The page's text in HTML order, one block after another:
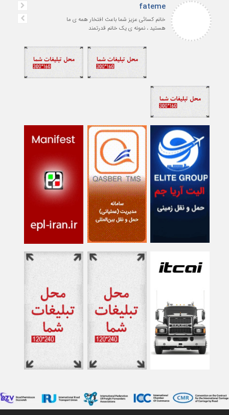
fateme
خانم کسائی عزیز شما باعث افتخار همه ی ما
هستید ، نمونه ی یک خانم قدرتمند